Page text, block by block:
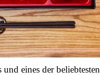
eines der beliebtesten